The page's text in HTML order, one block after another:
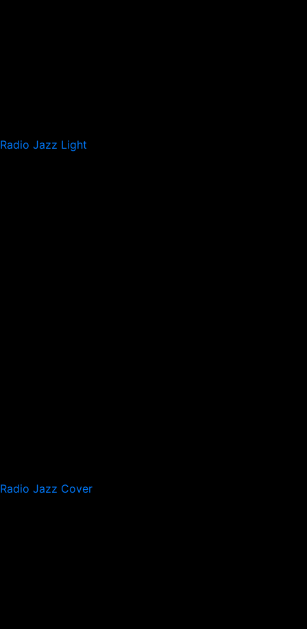
Radio Jazz Light
Radio Jazz Cover